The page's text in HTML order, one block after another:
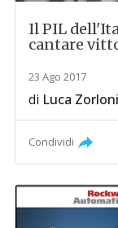
Il PIL
cantare
23 Ago 2017
di Luca Zorloni
Condividi